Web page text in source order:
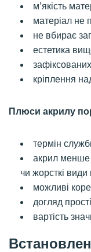
м’якість
матеріал не
не вбирає
естетика
кріплення
Плюси акрилу
термін
акрил менше
чи жорсткі види
можливі
догляд
вартість